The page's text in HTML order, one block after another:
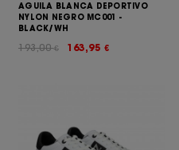
AGUILA BLANCA DEPORTIVO
NYLON NEGRO MC001 -
BLACK/WH
163,95 €
193,00€